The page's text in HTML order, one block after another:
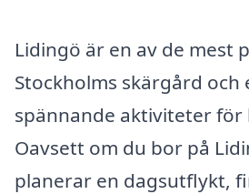
Lidingö är en av de mest
Stockholms skärgård
spännande aktiviteter för
Oavsett om du bor på
planerar en dagsutflykt,